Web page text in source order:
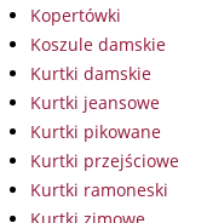
Kopertówki
Koszule damskie
Kurtki damskie
Kurtki jeansowe
Kurtki pikowane
Kurtki przejściowe
Kurtki ramoneski